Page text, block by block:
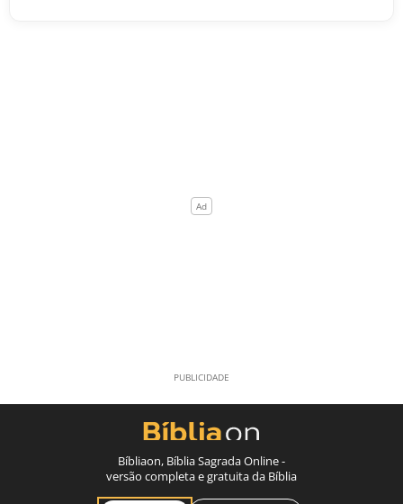
Bíbliaon, Bíblia Sagrada Online -
versão completa e gratuita da Bíblia